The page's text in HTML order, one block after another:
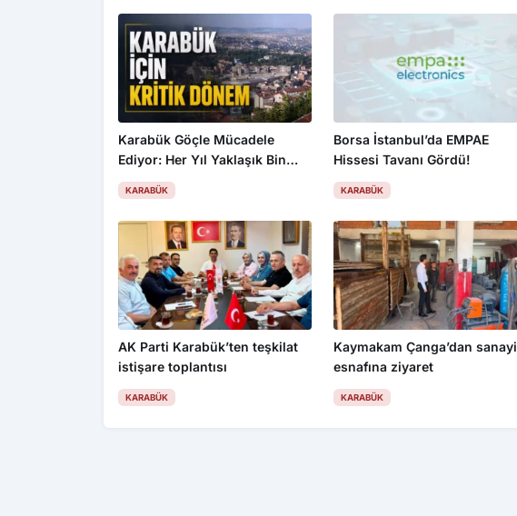
Karabük Göçle Mücadele
Ediyor: Her Yıl Yaklaşık Bin
500 Kişi Kentten Ayrılıyor
KARABÜK
Borsa İstanbul’da EMPAE
Hissesi Tavanı Gördü!
KARABÜK
AK Parti Karabük’ten teşkilat
istişare toplantısı
KARABÜK
Kaymakam Çanga’dan sanayi
esnafına ziyaret
KARABÜK